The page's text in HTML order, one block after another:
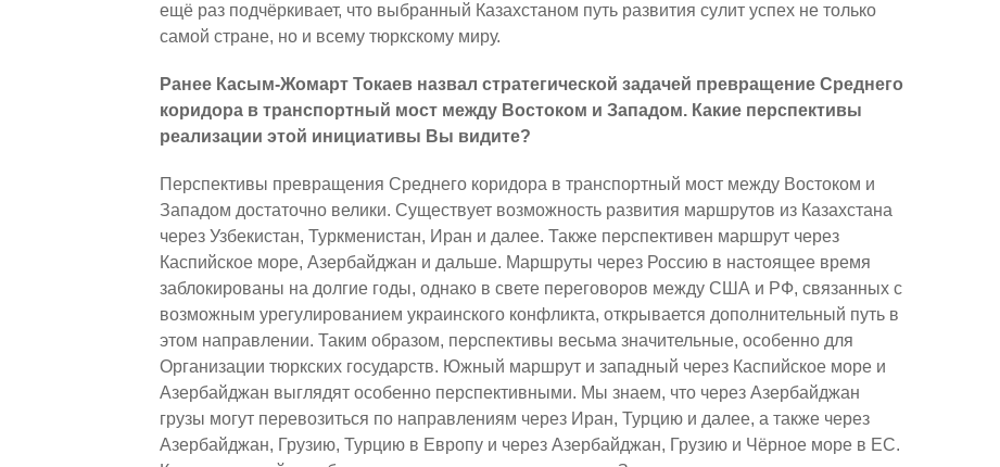
ещё раз подчёркивает, что выбранный Казахстаном путь развития сулит успех не только
самой стране, но и всему тюркскому миру.
Ранее Касым-Жомарт Токаев назвал стратегической задачей превращение Среднего
коридора в транспортный мост между Востоком и Западом. Какие перспективы
реализации этой инициативы Вы видите?
Перспективы превращения Среднего коридора в транспортный мост между Востоком и
Западом достаточно велики. Существует возможность развития маршрутов из Казахстана
через Узбекистан, Туркменистан, Иран и далее. Также перспективен маршрут через
Каспийское море, Азербайджан и дальше. Маршруты через Россию в настоящее время
заблокированы на долгие годы, однако в свете переговоров между США и РФ, связанных с
возможным урегулированием украинского конфликта, открывается дополнительный путь в
этом направлении. Таким образом, перспективы весьма значительные, особенно для
Организации тюркских государств. Южный маршрут и западный через Каспийское море и
Азербайджан выглядят особенно перспективными. Мы знаем, что через Азербайджан
грузы могут перевозиться по направлениям через Иран, Турцию и далее, а также через
Азербайджан, Грузию, Турцию в Европу и через Азербайджан, Грузию и Чёрное море в ЕС.